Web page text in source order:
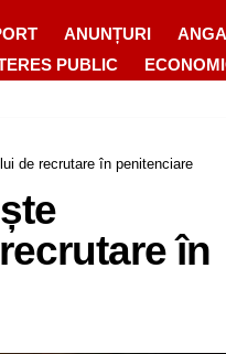
ANUNȚURI
PUBLIC
de recrutare în penitenciare
în